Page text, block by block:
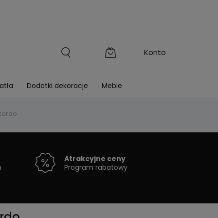
Dodatki dekoracje Meble
Atrakcyjne ceny
Program rabatowy